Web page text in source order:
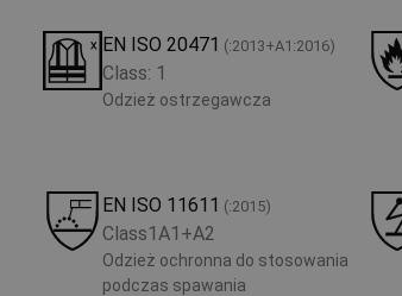
EN ISO 20471 (:2013+A1:2016)
Class: 1
Odzież ostrzegawcza
EN ISO 11611 (:2015)
Class1A1+A2
Odzież ochronna do stosowania
podczas spawania